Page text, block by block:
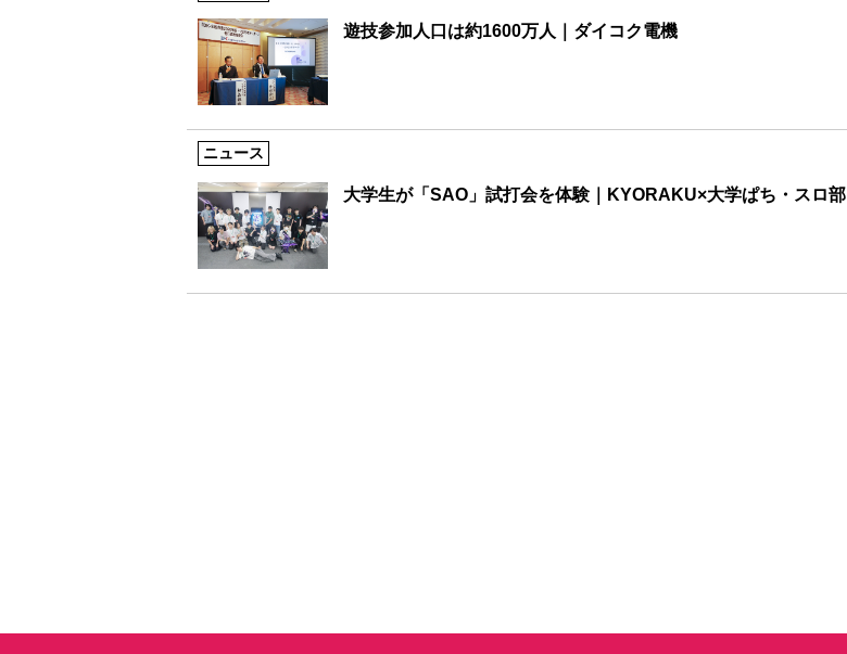
遊技参加人口は約1600万人｜ダイコク電機
ニュース
大学生が「SAO」試打会を体験｜KYORAKU×大学ぱち・スロ部